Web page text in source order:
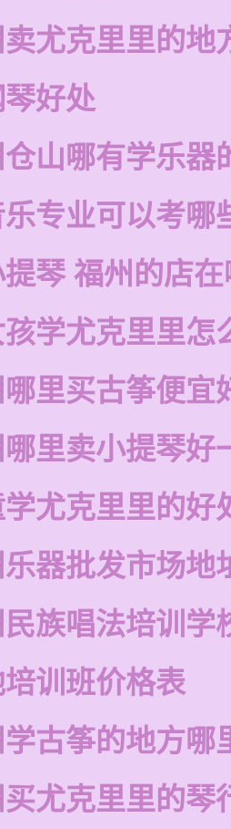
尤克里里的地
好处
山哪有学乐器
专业可以考哪
琴 福州的店
学尤克里里怎
里买古筝便宜
里卖小提琴好
学尤克里里的好
器批发市场地
族唱法培训学
训班价格表
古筝的地方哪
尤克里里的琴